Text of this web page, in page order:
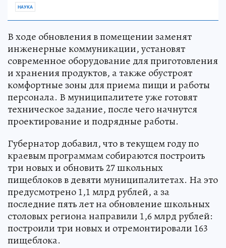
НАУКА
В ходе обновления в помещении заменят
инженерные коммуникации, установят
современное оборудование для приготовления
и хранения продуктов, а также обустроят
комфортные зоны для приема пищи и работы
персонала. В муниципалитете уже готовят
техническое задание, после чего начнутся
проектирование и подрядные работы.
Губернатор добавил, что в текущем году по
краевым программам собираются построить
три новых и обновить 27 школьных
пищеблоков в девяти муниципалитетах. На это
предусмотрено 1,1 млрд рублей, а за
последние пять лет на обновление школьных
столовых региона направили 1,6 млрд рублей:
построили три новых и отремонтировали 163
пищеблока.